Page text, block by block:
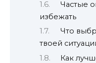
Частые
избежать
Что
твоей
Как